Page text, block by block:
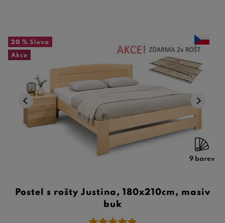
20 % Sleva
Akce
9 barev
Postel s rošty Justina, 180x210cm, masiv
buk